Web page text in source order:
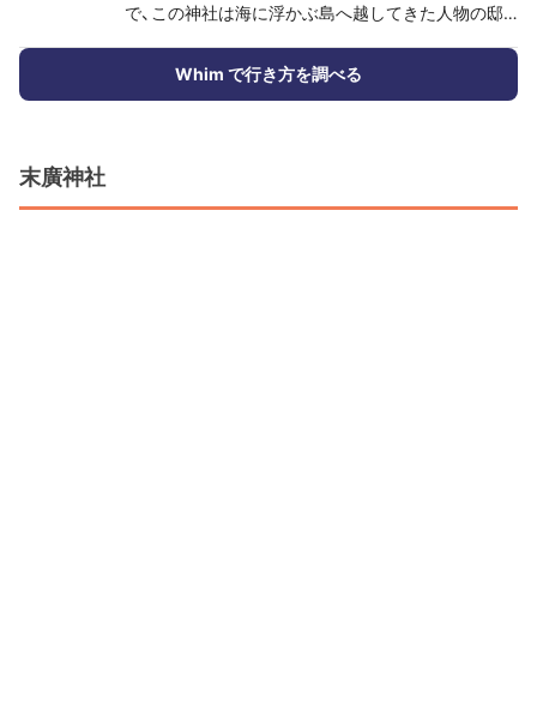
で、この神社は海に浮かぶ島へ越してきた人物の邸
という名は、その島にたくさん生えていた松に由来
するのだそう。 御祭神は、伊邪那岐神をはじめとす
天と同様にヒンドゥー教由来の神様なんですよ。大
Whim で行き方を調べる
末廣神社